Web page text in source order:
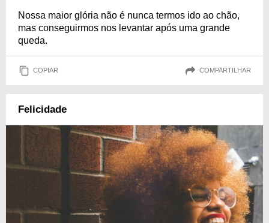
Nossa maior glória não é nunca termos ido ao chão,
mas conseguirmos nos levantar após uma grande
queda.
COPIAR COMPARTILHAR
Felicidade